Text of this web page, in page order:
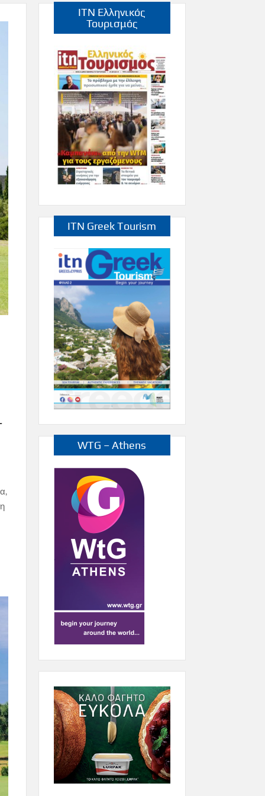
ITN Ελληνικός
Τουρισμός
ITN Greek Tourism
WTG – Athens